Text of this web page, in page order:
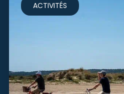
ACTIVITÉS